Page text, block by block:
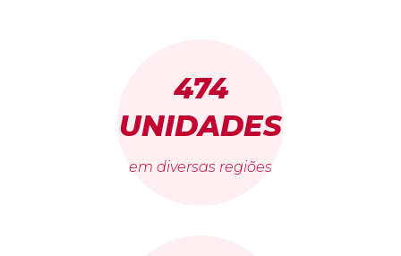
474
UNIDADES
em diversas regiões